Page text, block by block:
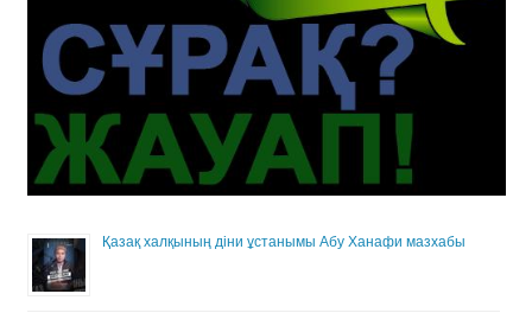
Қазақ халқының діни ұстанымы Абу Ханафи мазхабы